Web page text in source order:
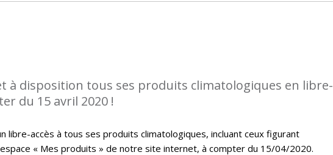
à disposition tous ses produits climatologiques en libre-
du 15 avril 2020 !
libre-accès à tous ses produits climatologiques, incluant ceux figurant
« Mes produits » de notre site internet, à compter du 15/04/2020.